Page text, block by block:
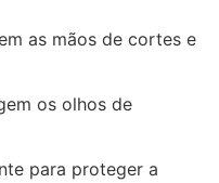
as mãos de cortes e
os olhos de
para proteger a